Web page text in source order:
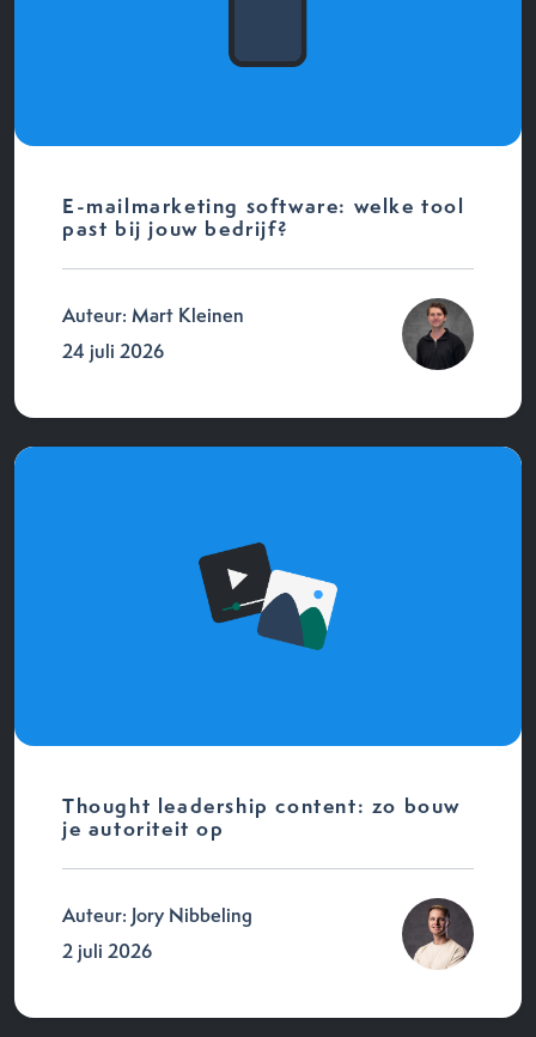
E-mailmarketing software: welke tool
past bij jouw bedrijf?
Auteur: Mart Kleinen
24 juli 2026
Thought leadership content: zo bouw
je autoriteit op
Auteur: Jory Nibbeling
2 juli 2026